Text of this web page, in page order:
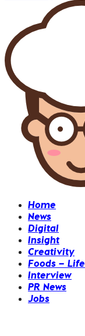
Home
News
Digital
Insight
Creativity
Foods – Life
Interview
PR News
Jobs